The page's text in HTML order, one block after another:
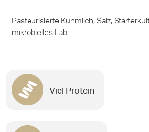
Pasteurisierte Kuhmilch, Salz,
mikrobielles Lab.
Viel Protein